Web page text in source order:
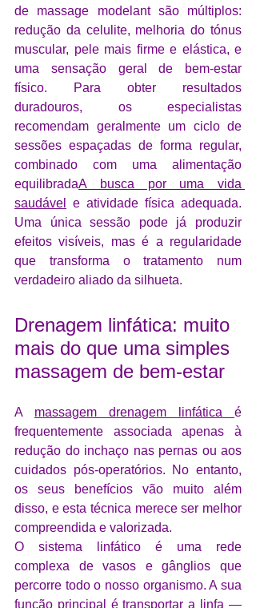
de massage modelant são múltiplos:
redução da celulite, melhoria do tónus
muscular, pele mais firme e elástica, e
uma sensação geral de bem-estar
físico. Para obter resultados
duradouros, os especialistas
recomendam geralmente um ciclo de
sessões espaçadas de forma regular,
combinado com uma alimentação
equilibradaA busca por uma vida
saudável
e atividade física adequada.
Uma única sessão pode já produzir
efeitos visíveis, mas é a regularidade
que transforma o tratamento num
verdadeiro aliado da silhueta.
Drenagem linfática: muito
mais do que uma simples
massagem de bem-estar
A massagem drenagem linfática é
frequentemente associada apenas à
redução do inchaço nas pernas ou aos
cuidados pós-operatórios. No entanto,
os seus benefícios vão muito além
disso, e esta técnica merece ser melhor
compreendida e valorizada.
O sistema linfático é uma rede
complexa de vasos e gânglios que
percorre todo o nosso organismo. A sua
função principal é transportar a linfa —